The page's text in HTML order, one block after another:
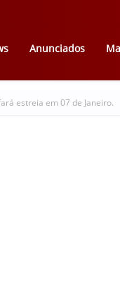
Anunciados
estreia em 07 de Janeiro.